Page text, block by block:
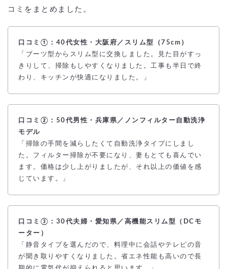
コミをまとめました。
口コミ①：40代女性・大阪府／スリム型（75cm）
「ブーツ型からスリム型に交換しました。見た目がすっ
きりして、掃除もしやすくなりました。工事も半日で終
わり、キッチンが快適になりました。」
口コミ②：50代男性・兵庫県／ノンフィルター自動洗浄
モデル
「掃除の手間を減らしたくて自動洗浄タイプにしまし
た。フィルター掃除が不要になり、妻もとても喜んでい
ます。価格は少し上がりましたが、それ以上の価値を感
じています。」
口コミ③：30代夫婦・愛知県／高機能スリム型（DCモ
ーター）
「静音タイプを選んだので、料理中に会話やテレビの音
が聞き取りやすくなりました。省エネ性能も高いので長